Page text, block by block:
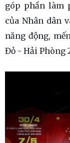
góp phần làm
của Nhân dân
năng động,
Đỏ - Hải Phòng